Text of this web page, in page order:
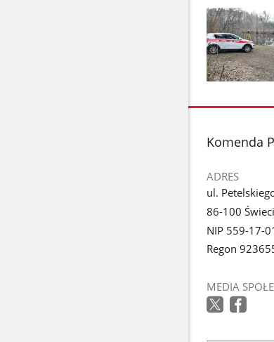
galerii.
stopka
Komenda
ADRES
ul.
86-100
NIP 559-17-
Regon
MEDIA